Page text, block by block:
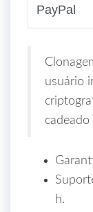
PayPal
usuário
h.